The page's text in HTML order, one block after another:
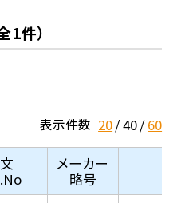
1件）
表示件数 20 40 60
メーカー
略号